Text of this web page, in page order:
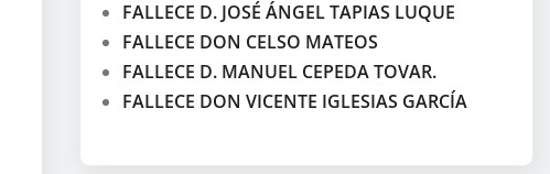
FALLECE D. JOSÉ ÁNGEL TAPIAS LUQUE
FALLECE DON CELSO MATEOS
FALLECE D. MANUEL CEPEDA TOVAR.
FALLECE DON VICENTE IGLESIAS GARCÍA